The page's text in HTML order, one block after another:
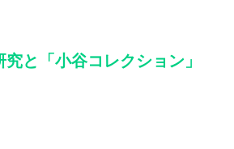
究と「小谷コレクション」